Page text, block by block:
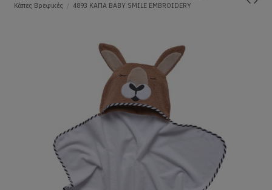
Κάπες Βρεφικές
4893 ΚΑΠΑ BABY SMILE EMBROIDERY